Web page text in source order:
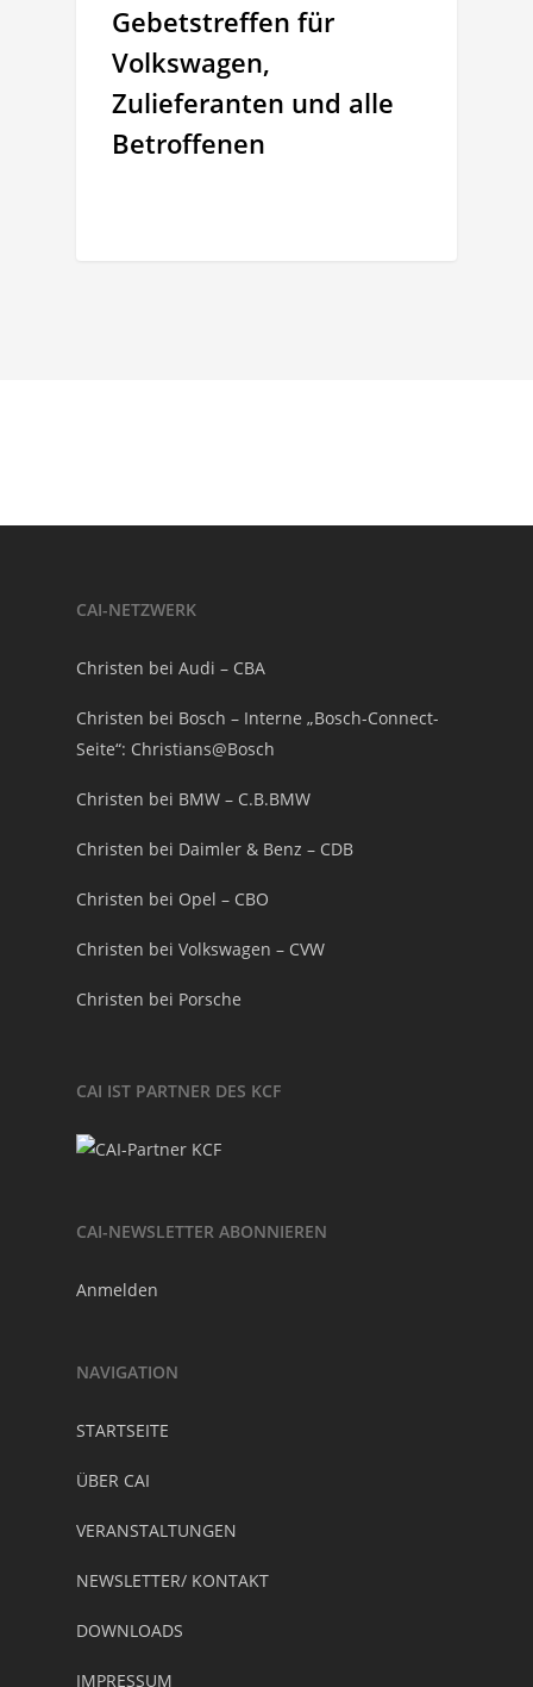
Gebetstreffen für
Volkswagen,
Zulieferanten und alle
Betroffenen
CAI-NETZWERK
Christen bei Audi – CBA
Christen bei Bosch – Interne „Bosch-Connect-
Seite“: Christians@Bosch
Christen bei BMW – C.B.BMW
Christen bei Daimler & Benz – CDB
Christen bei Opel – CBO
Christen bei Volkswagen – CVW
Christen bei Porsche
CAI IST PARTNER DES KCF
CAI-NEWSLETTER ABONNIEREN
Anmelden
NAVIGATION
STARTSEITE
ÜBER CAI
VERANSTALTUNGEN
NEWSLETTER/ KONTAKT
DOWNLOADS
IMPRESSUM